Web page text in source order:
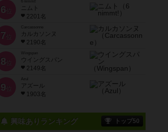
6 位
ニムト
2201名
7 位
Carcassonne
カルカソンヌ
2190名
8 位
Wingspan
ウイングスパン
2149名
9 位
Azul
アズール
1903名
興味ありランキング トップ50